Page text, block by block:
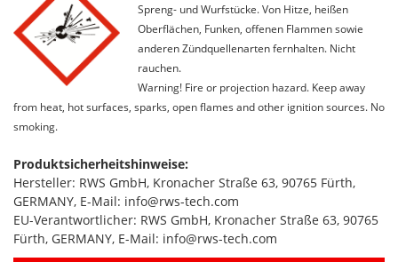
Spreng- und Wurfstücke. Von Hitze, heißen
Oberflächen, Funken, offenen Flammen sowie
anderen Zündquellenarten fernhalten. Nicht
rauchen.
Warning! Fire or projection hazard. Keep away
from heat, hot surfaces, sparks, open flames and other ignition sources. No
smoking.
Produktsicherheitshinweise:
Hersteller: RWS GmbH, Kronacher Straße 63, 90765 Fürth,
GERMANY, E-Mail: info@rws-tech.com
EU-Verantwortlicher: RWS GmbH, Kronacher Straße 63, 90765
Fürth, GERMANY, E-Mail: info@rws-tech.com